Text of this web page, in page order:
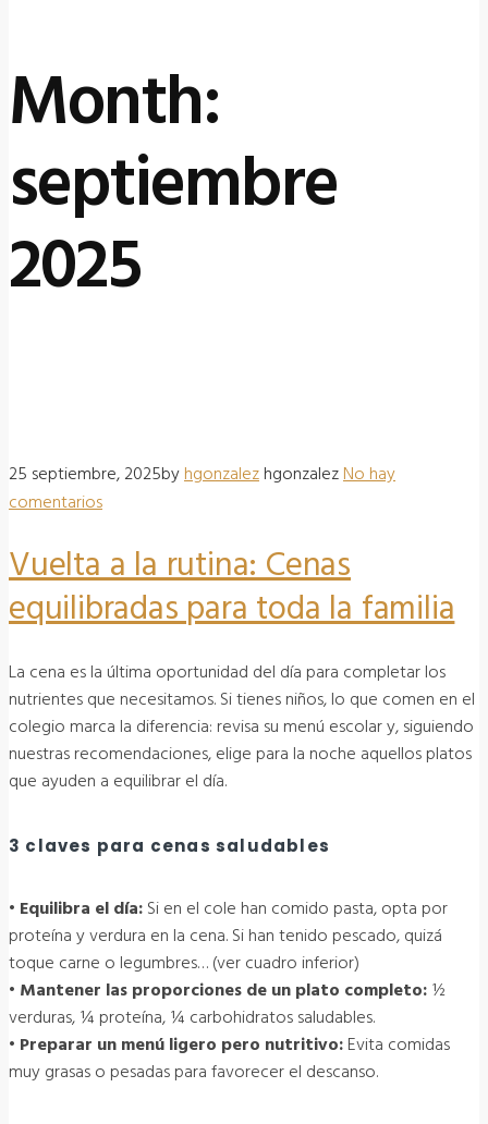
Month:
septiembre
2025
25 septiembre, 2025byhgonzalezhgonzalezNo hay
comentarios
Vuelta a la rutina: Cenas
equilibradas para toda la familia
La cena es la última oportunidad del día para completar los
nutrientes que necesitamos. Si tienes niños, lo que comen en el
colegio marca la diferencia: revisa su menú escolar y, siguiendo
nuestras recomendaciones, elige para la noche aquellos platos
que ayuden a equilibrar el día.
3 claves para cenas saludables
• Equilibra el día:Si en el cole han comido pasta, opta por
proteína y verdura en la cena. Si han tenido pescado, quizá
toque carne o legumbres… (ver cuadro inferior)
• Mantener las proporciones de un plato completo:½
verduras, ¼ proteína, ¼ carbohidratos saludables.
• Preparar un menú ligero pero nutritivo:Evita comidas
muy grasas o pesadas para favorecer el descanso.